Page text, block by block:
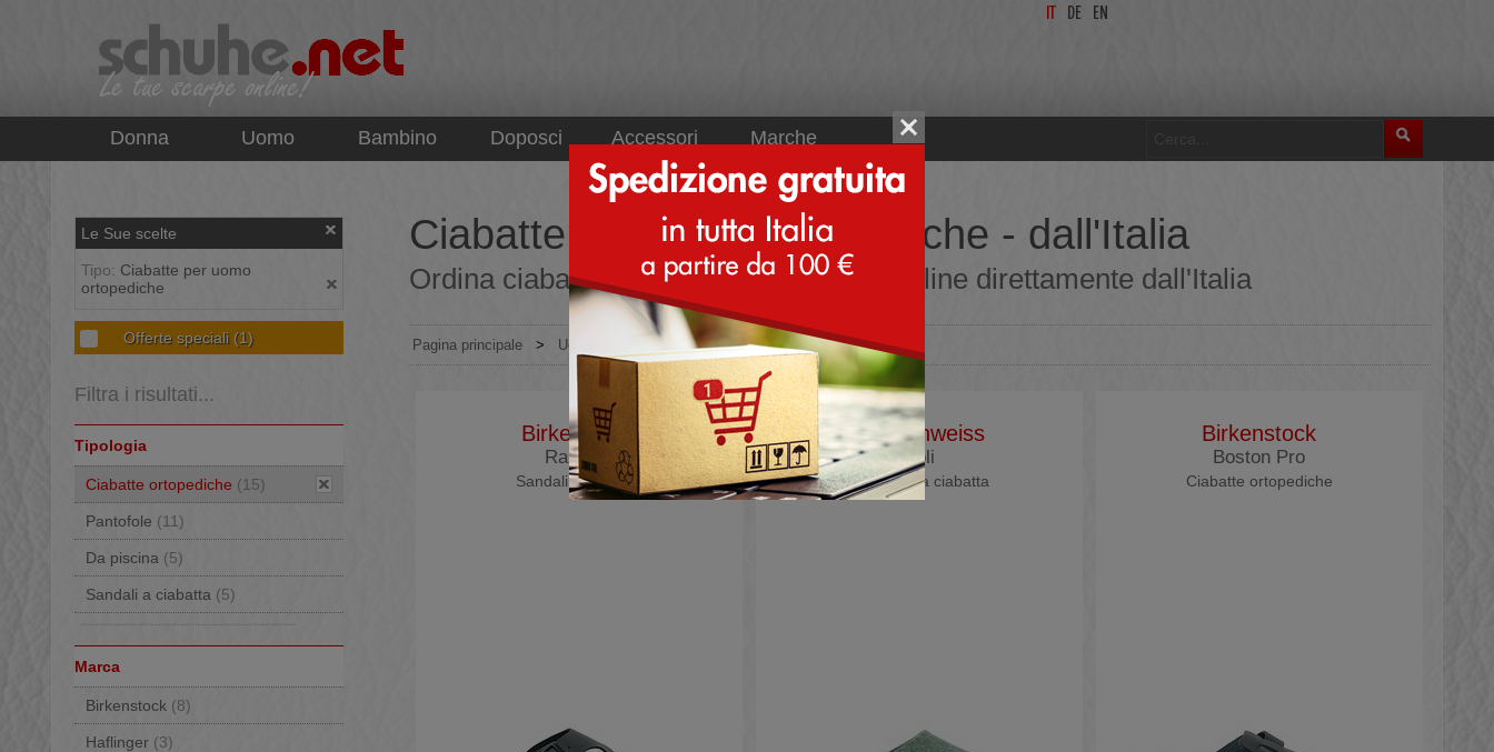
DE EN
Donna Uomo Bambino Doposci Accessori Marche
Le Sue scelte
Tipo: Ciabatte per uomo
ortopediche
Offerte speciali (1)
Filtra i risultati...
Tipologia
Ciabatte ortopediche (15)
Pantofole (11)
Da piscina (5)
Sandali a ciabatta (5)
Marca
Birkenstock (8)
Haflinger (3)
Ciabatte per uomo ortopediche - dall'Italia
Ordina ciabatte per uomo ortopediche online direttamente dall'Italia
Pagina principale > Uomo Ciabatte > Ciabatte ortopediche
Birkenstock
Ramses
Sandali ortopedici
Loewenweiss
Holi
Pantofole a ciabatta
Birkenstock
Boston Pro
Ciabatte ortopediche